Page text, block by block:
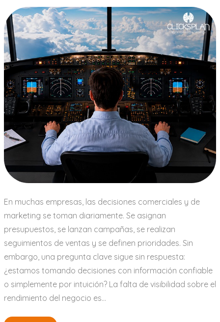
En muchas empresas, las decisiones comerciales y de
marketing se toman diariamente. Se asignan
presupuestos, se lanzan campañas, se realizan
seguimientos de ventas y se definen prioridades. Sin
embargo, una pregunta clave sigue sin respuesta:
¿estamos tomando decisiones con información confiable
o simplemente por intuición? La falta de visibilidad sobre el
rendimiento del negocio es…